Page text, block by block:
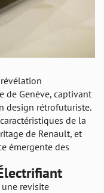
de Genève, captivant
design rétrofuturiste.
de la
de Renault, et
émergente des
revisite